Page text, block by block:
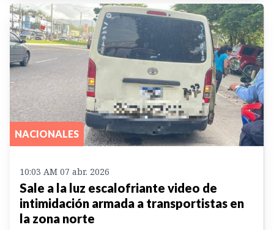
NACIONALES
10:03 AM 07 abr. 2026
Sale a la luz escalofriante video de
intimidación armada a transportistas en
la zona norte